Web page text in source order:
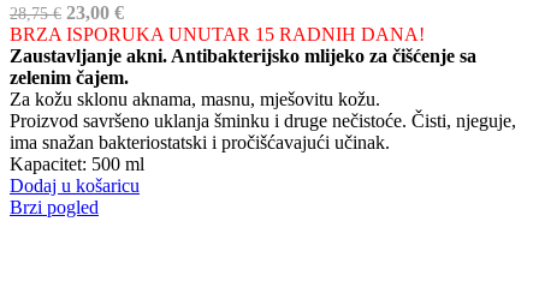
28,75€ Izvorna
cijena
bila
je:
28,75 €.
23,00 €Trenutna
cijena
je:
23,00 €.
BRZA ISPORUKA UNUTAR 15 RADNIH DANA!
Zaustavljanje akni. Antibakterijsko mlijeko za čišćenje sa
zelenim čajem.
Za kožu sklonu aknama, masnu, mješovitu kožu.
Proizvod savršeno uklanja šminku i druge nečistoće. Čisti, njeguje,
ima snažan bakteriostatski i pročišćavajući učinak.
Kapacitet: 500 ml
Dodaj u košaricu
Brzi pogled